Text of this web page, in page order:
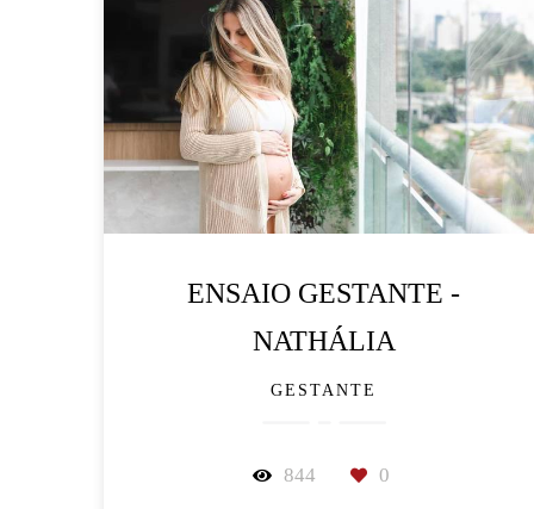
ENSAIO GESTANTE -
NATHÁLIA
GESTANTE
844 0